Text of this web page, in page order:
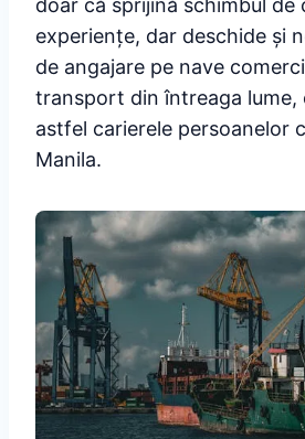
doar că sprijină schimbul de
experiențe, dar deschide și
de angajare pe nave
transport din întreaga lume,
astfel carierele persoanelor
Manila.